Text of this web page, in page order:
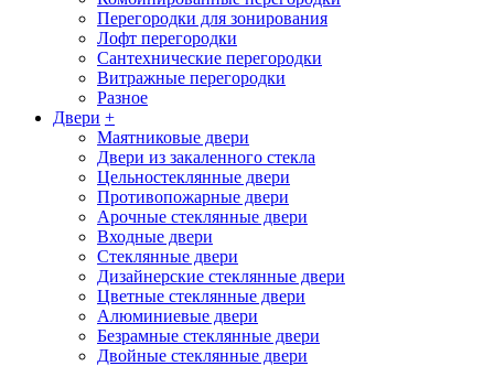
Перегородки для зонирования
Лофт перегородки
Сантехнические перегородки
Витражные перегородки
Разное
Двери +
Маятниковые двери
Двери из закаленного стекла
Цельностеклянные двери
Противопожарные двери
Арочные стеклянные двери
Входные двери
Стеклянные двери
Дизайнерские стеклянные двери
Цветные стеклянные двери
Алюминиевые двери
Безрамные стеклянные двери
Двойные стеклянные двери